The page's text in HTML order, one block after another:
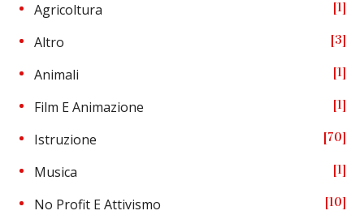
Agricoltura 1
Altro 3
Animali 1
Film E Animazione 1
Istruzione 70
Musica 1
No Profit E Attivismo 10